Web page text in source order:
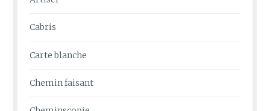
Cabris
Carte blanche
Chemin faisant